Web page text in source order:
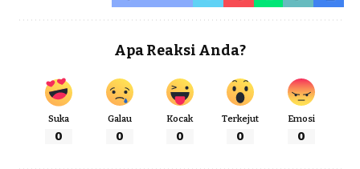
Apa Reaksi Anda?
Suka
0
Galau
0
Kocak
0
Terkejut
0
Emosi
0